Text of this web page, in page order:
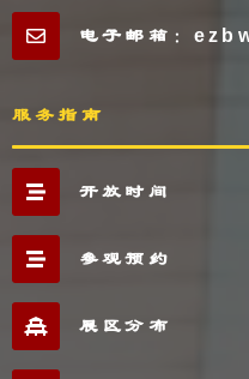
电子邮箱：
服务指南
开放时间
参观预约
展区分布